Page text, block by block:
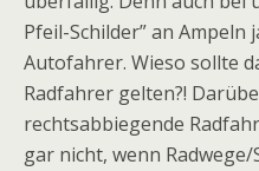
Pfeil-Schilder” an
Autofahrer. Wieso sollte
Radfahrer gelten?!
rechtsabbiegende
gar nicht, wenn